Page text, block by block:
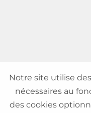
Notre site utilise
nécessaires au
des cookies